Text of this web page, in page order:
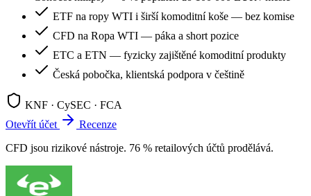
ETF na ropy WTI i širší komoditní koše — bez komise
CFD na Ropa WTI — páka a short pozice
ETC a ETN — fyzicky zajištěné komoditní produkty
Česká pobočka, klientská podpora v češtině
KNF · CySEC · FCA
Otevřít účet
Recenze
CFD jsou rizikové nástroje. 76 % retailových účtů prodělává.